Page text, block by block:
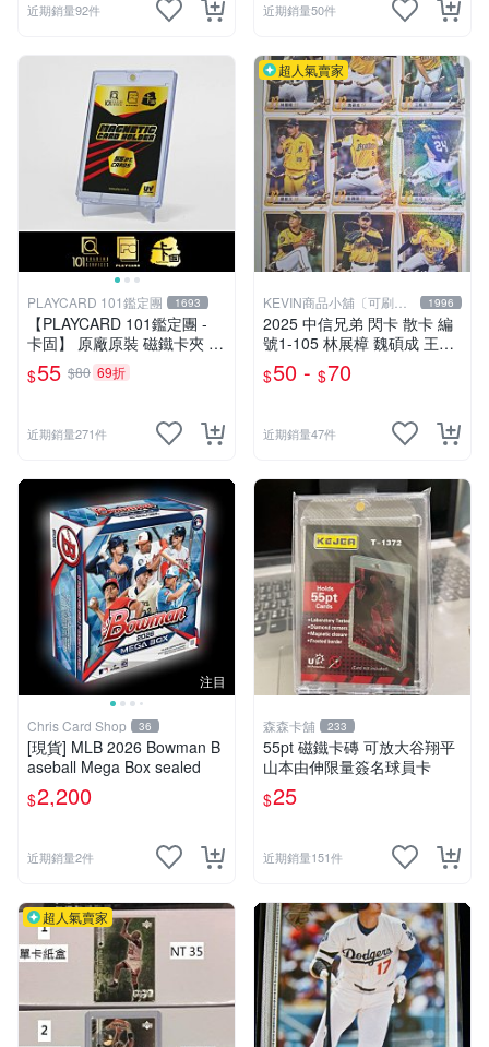
近期銷量92件 近期銷量50件
PLAYCARD 101鑑定團 1693
【PLAYCARD 101鑑定團 -
卡固】 原廠原裝 磁鐵卡夾 /
磁鐵殼 尺寸：55pt / CPH55
$55 $80 69折
近期銷量271件
超人氣賣家
KEVIN商品小舖〔可刷
卡〕
1996
2025 中信兄弟 閃卡 散卡 編
號1-105 林展樟 魏碩成 王凱
程 鄭凱文 彭識穎 柯威士 游
竣宥 勝騎士 羅戈 鄭浩均 李
$50 - $70
近期銷量47件
注目
Chris Card Shop 36
[現貨] MLB 2026 Bowman B
aseball Mega Box sealed
$2,200
近期銷量2件
森森卡舖 233
55pt 磁鐵卡磚 可放大谷翔平
山本由伸限量簽名球員卡
$25
近期銷量151件
超人氣賣家